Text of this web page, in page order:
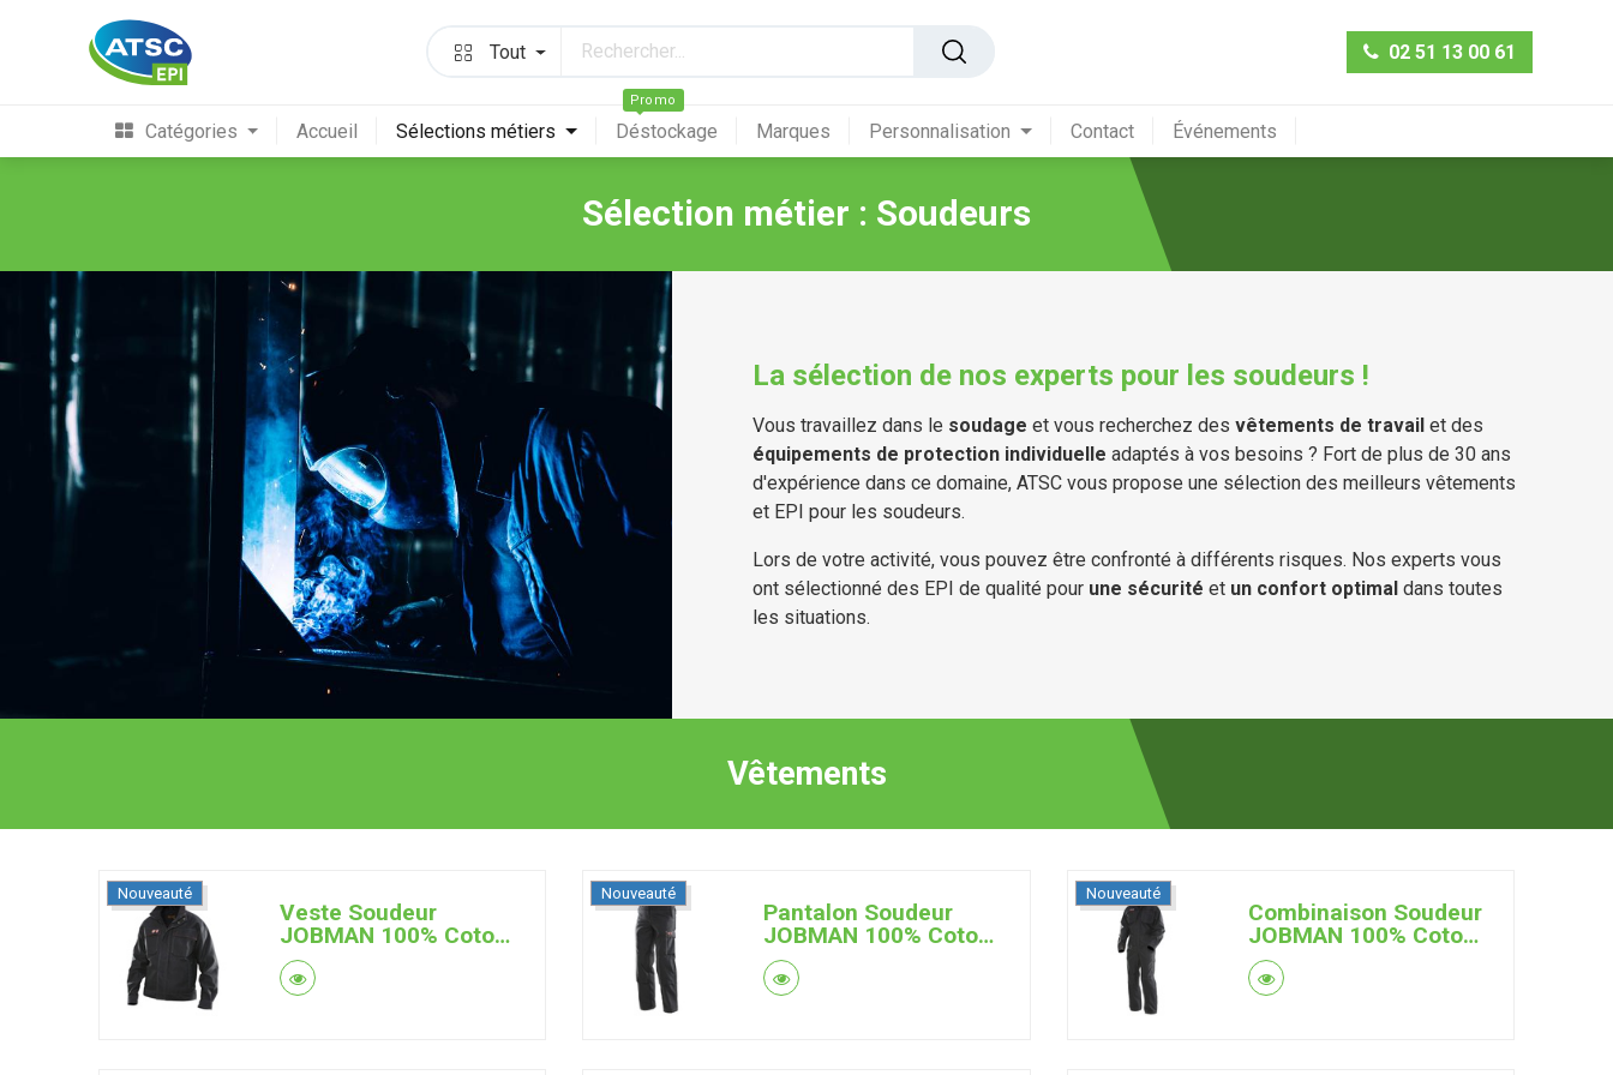
Tout 02 51 13 00 61
Catégories Accueil Sélections métiers Déstockage
Promo
Marques Personnalisation Contact Événements
Sélection métier : Soudeurs
La sélection de nos experts pour les soudeurs !
Vous travaillez dans le soudage et vous recherchez desvêtements de travail et des
équipements de protection individuelle adaptés à vos besoins ? Fort de plus de 30 ans
d'expérience dans ce domaine, ATSC vous propose une sélection des meilleurs vêtements
et EPI pour les soudeurs.
Lors de votre activité, vous pouvez être confronté à différents risques. Nos experts vous
ont sélectionné des EPI de qualité pour une sécuritéet un confort optimaldans toutes
les situations.
Vêtements
Nouveauté
Veste Soudeur
JOBMAN 100% Coton
Retardateur de
Flamme 350g (Noir)
Nouveauté
Pantalon Soudeur
JOBMAN 100% Coton
Retardateur de
Flamme 350g (Noir)
Nouveauté
Combinaison Soudeur
JOBMAN 100% Coton
Retardateur de
Flamme 350g (Noir)